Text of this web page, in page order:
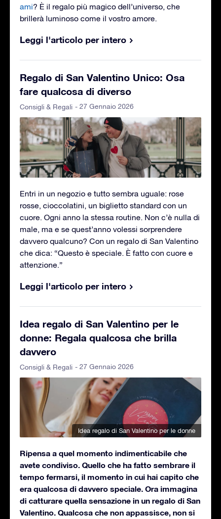
ami? È il regalo più magico dell’universo, che
brillerà luminoso come il vostro amore.
Leggi l'articolo per intero
Regalo di San Valentino Unico: Osa
fare qualcosa di diverso
Consigli & Regali - 27 Gennaio 2026
Entri in un negozio e tutto sembra uguale: rose
rosse, cioccolatini, un biglietto standard con un
cuore. Ogni anno la stessa routine. Non c’è nulla di
male, ma e se quest’anno volessi sorprendere
davvero qualcuno? Con un regalo di San Valentino
che dica: “Questo è speciale. È fatto con cuore e
attenzione.”
Leggi l'articolo per intero
Idea regalo di San Valentino per le
donne: Regala qualcosa che brilla
davvero
Consigli & Regali - 27 Gennaio 2026
Idea regalo di San Valentino per le donne
Ripensa a quel momento indimenticabile che
avete condiviso. Quello che ha fatto sembrare il
tempo fermarsi, il momento in cui hai capito che
era qualcosa di davvero speciale. Ora immagina
di catturare quella sensazione in un regalo di San
Valentino. Qualcosa che non appassisce, non si